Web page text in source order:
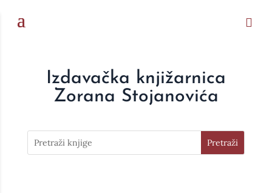
Izdavačka knjižarnica
Zorana Stojanovića